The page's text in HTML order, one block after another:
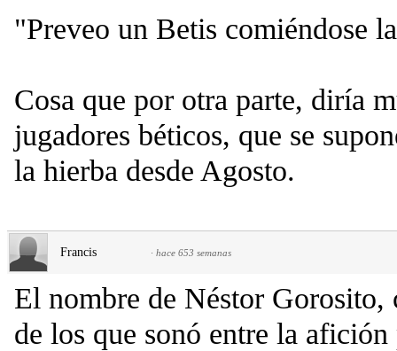
"Preveo un Betis comiéndose
Cosa que por otra parte, diría
jugadores béticos, que se
la hierba desde Agosto.
Francis · hace 653 semanas
El nombre de Néstor Gorosito,
de los que sonó entre la